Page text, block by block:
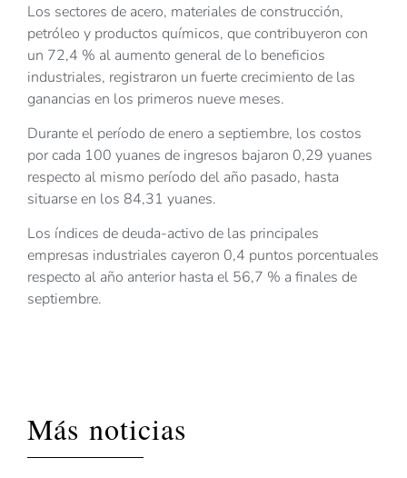
Los sectores de acero, materiales de construcción,
petróleo y productos químicos, que contribuyeron con
un 72,4 % al aumento general de lo beneficios
industriales, registraron un fuerte crecimiento de las
ganancias en los primeros nueve meses.
Durante el período de enero a septiembre, los costos
por cada 100 yuanes de ingresos bajaron 0,29 yuanes
respecto al mismo período del año pasado, hasta
situarse en los 84,31 yuanes.
Los índices de deuda-activo de las principales
empresas industriales cayeron 0,4 puntos porcentuales
respecto al año anterior hasta el 56,7 % a finales de
septiembre.
Más noticias